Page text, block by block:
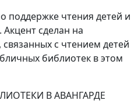
поддержке чтения детей и
сделан на
с чтением детей
библиотек в этом
В АВАНГАРДЕ